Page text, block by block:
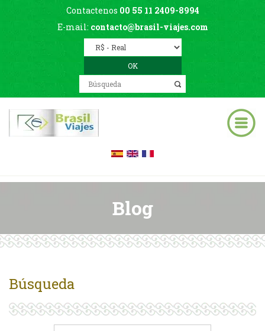
Contactenos 00 55 11 2409-8994
E-mail: contacto@brasil-viajes.com
Blog
Búsqueda